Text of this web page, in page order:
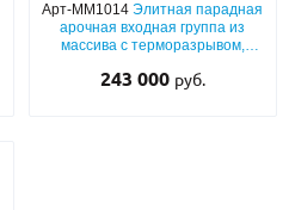
Арт-ММ1014Элитная парадная
арочная входная группа из
массива с терморазрывом,
коваными декоративными
243 000 руб.